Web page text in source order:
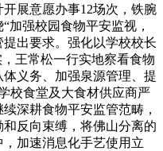
展意愿办事12场次，铁腕
加强校园食物平安监视，
出要求。强化以学校校长
王常松一行实地察看食物
义务、加强泉源管理、提
校食堂及大食材供应商严
深耕食物平安监管范畴，
反向束缚，将佛山分离的
加速消息化手艺使用立